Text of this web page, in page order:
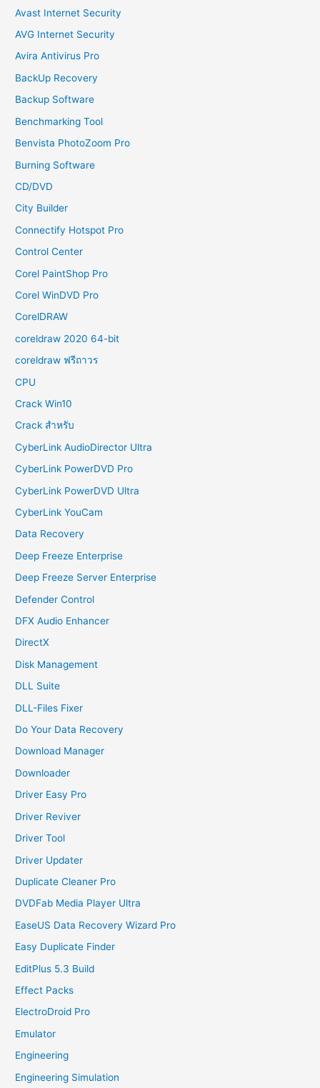
Avast Internet Security
AVG Internet Security
Avira Antivirus Pro
BackUp Recovery
Backup Software
Benchmarking Tool
Benvista PhotoZoom Pro
Burning Software
CD/DVD
City Builder
Connectify Hotspot Pro
Control Center
Corel PaintShop Pro
Corel WinDVD Pro
CorelDRAW
coreldraw 2020 64-bit
coreldraw ฟรีถาวร
CPU
Crack Win10
Crack สำหรับ
CyberLink AudioDirector Ultra
CyberLink PowerDVD Pro
CyberLink PowerDVD Ultra
CyberLink YouCam
Data Recovery
Deep Freeze Enterprise
Deep Freeze Server Enterprise
Defender Control
DFX Audio Enhancer
DirectX
Disk Management
DLL Suite
DLL-Files Fixer
Do Your Data Recovery
Download Manager
Downloader
Driver Easy Pro
Driver Reviver
Driver Tool
Driver Updater
Duplicate Cleaner Pro
DVDFab Media Player Ultra
EaseUS Data Recovery Wizard Pro
Easy Duplicate Finder
EditPlus 5.3 Build
Effect Packs
ElectroDroid Pro
Emulator
Engineering
Engineering Simulation